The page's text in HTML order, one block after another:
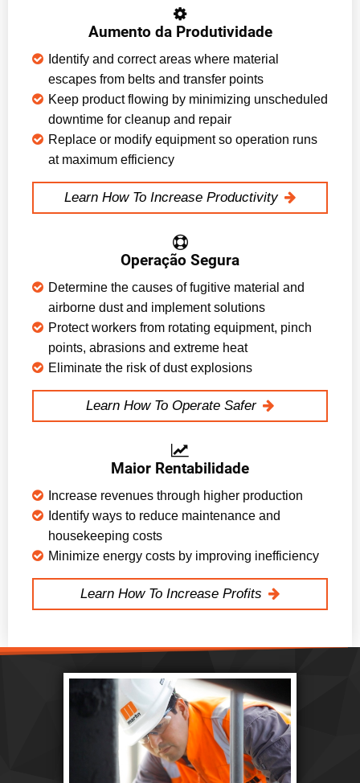
Aumento da Produtividade
Identify and correct areas where material
escapes from belts and transfer points
Keep product flowing by minimizing unscheduled
downtime for cleanup and repair
Replace or modify equipment so operation runs
at maximum efficiency
Learn How To Increase Productivity
Operação Segura
Determine the causes of fugitive material and
airborne dust and implement solutions
Protect workers from rotating equipment, pinch
points, abrasions and extreme heat
Eliminate the risk of dust explosions
Learn How To Operate Safer
Maior Rentabilidade
Increase revenues through higher production
Identify ways to reduce maintenance and
housekeeping costs
Minimize energy costs by improving inefficiency
Learn How To Increase Profits